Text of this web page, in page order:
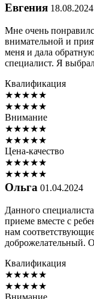
Евгения 18.08.2024
Мне очень
внимательной и
меня и дала
специалист. Я
Квалификация
★★★★★
★★★★★
Внимание
★★★★★
★★★★★
Цена-качество
★★★★★
★★★★★
Ольга 01.04.2024
Данного
приеме вместе с
нам
доброжелательный.
Квалификация
★★★★★
★★★★★
Внимание